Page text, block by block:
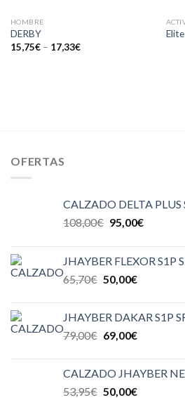
HOMBRE
DERBY
15,75€– 17,33€
OFERTAS
CALZADO DELTA PLUS
108,00€ 95,00€
JHAYBER FLEXOR S1P
65,70€ 50,00€
JHAYBER DAKAR S1P
79,00€ 69,00€
CALZADO JHAYBER
53,95€ 50,00€